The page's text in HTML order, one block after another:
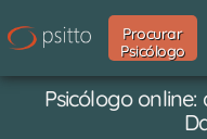
Procurar
Psicólogo
Psicólogo